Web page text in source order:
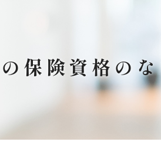
保険資格の